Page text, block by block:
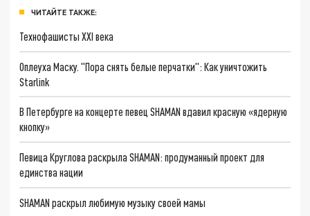
ЧИТАЙТЕ ТАКЖЕ:
Технофашисты XXI века
Оплеуха Маску. "Пора снять белые перчатки": Как уничтожить
Starlink
В Петербурге на концерте певец SHAMAN вдавил красную «ядерную
кнопку»
Певица Круглова раскрыла SHAMAN: продуманный проект для
единства нации
SHAMAN раскрыл любимую музыку своей мамы